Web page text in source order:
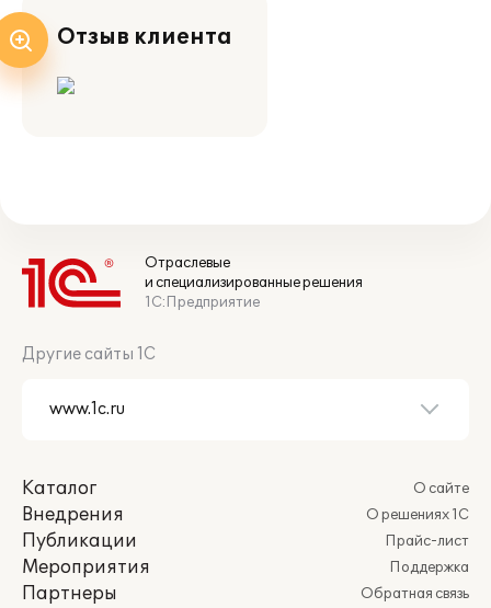
Отзыв клиента
Отраслевые
и специализированные решения
1С:Предприятие
Другие сайты 1С
Каталог
Внедрения
Публикации
Мероприятия
Партнеры
О сайте
О решениях 1С
Прайс-лист
Поддержка
Обратная связь